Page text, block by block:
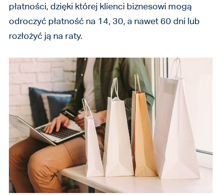
płatności, dzięki której klienci biznesowi mogą
odroczyć płatność na 14, 30, a nawet 60 dni lub
rozłożyć ją na raty.